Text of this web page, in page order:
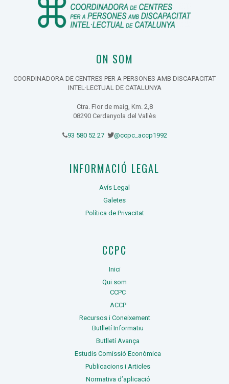
ON SOM
COORDINADORA DE CENTRES PER A PERSONES AMB DISCAPACITAT
INTEL·LECTUAL DE CATALUNYA
Ctra. Flor de maig, Km. 2,8
08290 Cerdanyola del Vallès
93 580 52 27 @ccpc_accp1992
INFORMACIÓ LEGAL
Avís Legal
Galetes
Política de Privacitat
CCPC
Inici
Qui som
CCPC
ACCP
Recursos i Coneixement
Butlletí Informatiu
Butlletí Avança
Estudis Comissió Econòmica
Publicacions i Articles
Normativa d’aplicació